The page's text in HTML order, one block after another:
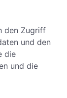
den Zugriff
und den
die
und die